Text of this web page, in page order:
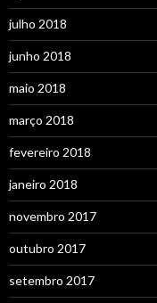
julho 2018
junho 2018
maio 2018
março 2018
fevereiro 2018
janeiro 2018
novembro 2017
outubro 2017
setembro 2017